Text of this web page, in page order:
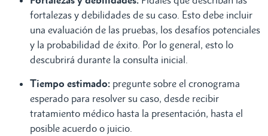
fortalezas y debilidades de su caso. Esto debe incluir
una evaluación de las pruebas, los desafíos potenciales
y la probabilidad de éxito. Por lo general, esto lo
descubrirá durante la consulta inicial.
Tiempo estimado: pregunte sobre el cronograma
esperado para resolver su caso, desde recibir
tratamiento médico hasta la presentación, hasta el
posible acuerdo o juicio.